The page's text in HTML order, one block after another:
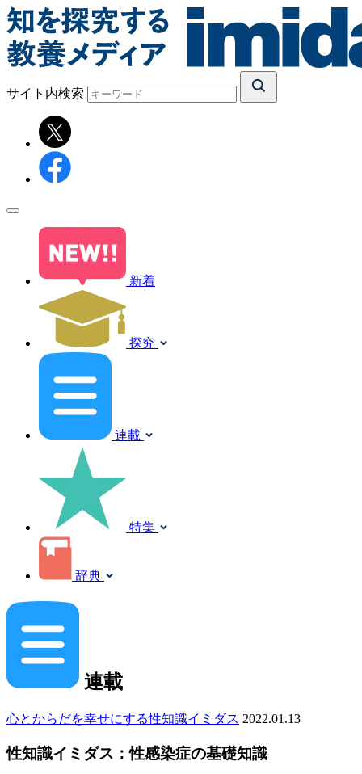
サイト内検索
新着
探究
連載
特集
辞典
連載
心とからだを幸せにする性知識イミダス 2022.01.13
性知識イミダス：性感染症の基礎知識